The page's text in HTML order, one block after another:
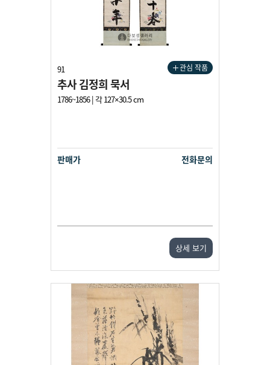
관심 작품
91
추사 김정희 묵서
1786~1856 | 각 127×30.5 cm
판매가 전화문의
상세 보기